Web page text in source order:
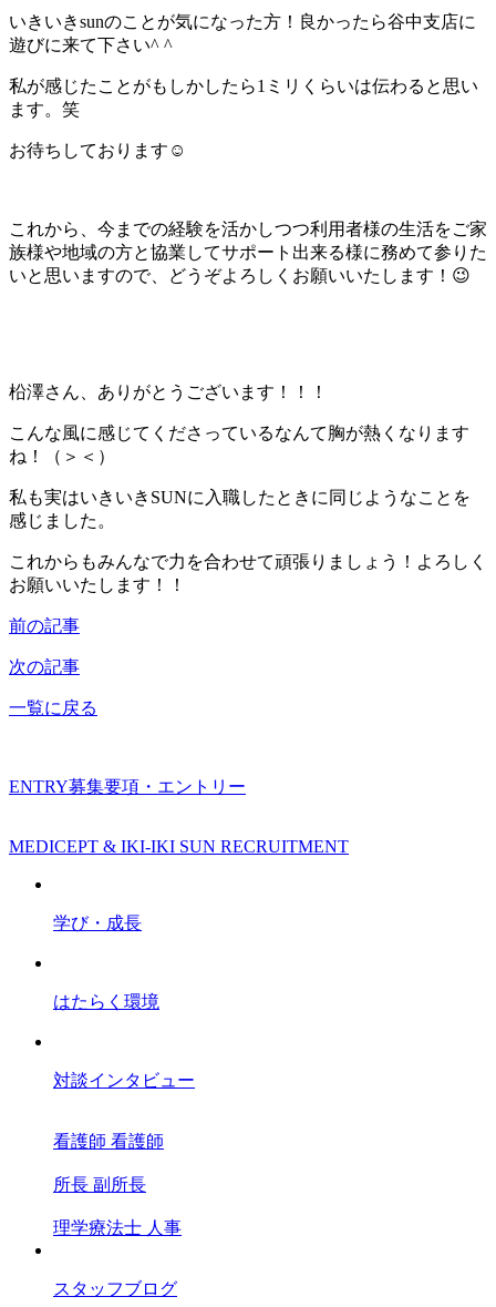
いきいきsunのことが気になった方！良かったら谷中支店に
遊びに来て下さい^ ^
私が感じたことがもしかしたら1ミリくらいは伝わると思い
ます。笑
お待ちしております☺
これから、今までの経験を活かしつつ利用者様の生活をご家
族様や地域の方と協業してサポート出来る様に務めて参りた
いと思いますので、どうぞよろしくお願いいたします！😉
柗澤さん、ありがとうございます！！！
こんな風に感じてくださっているなんて胸が熱くなります
ね！（＞＜）
私も実はいきいきSUNに入職したときに同じようなことを
感じました。
これからもみんなで力を合わせて頑張りましょう！よろしく
お願いいたします！！
前の記事
次の記事
一覧に戻る
ENTRY募集要項・エントリー
MEDICEPT & IKI-IKI SUN RECRUITMENT
学び・成長
はたらく環境
対談インタビュー
看護師 看護師
所長 副所長
理学療法士 人事
スタッフブログ